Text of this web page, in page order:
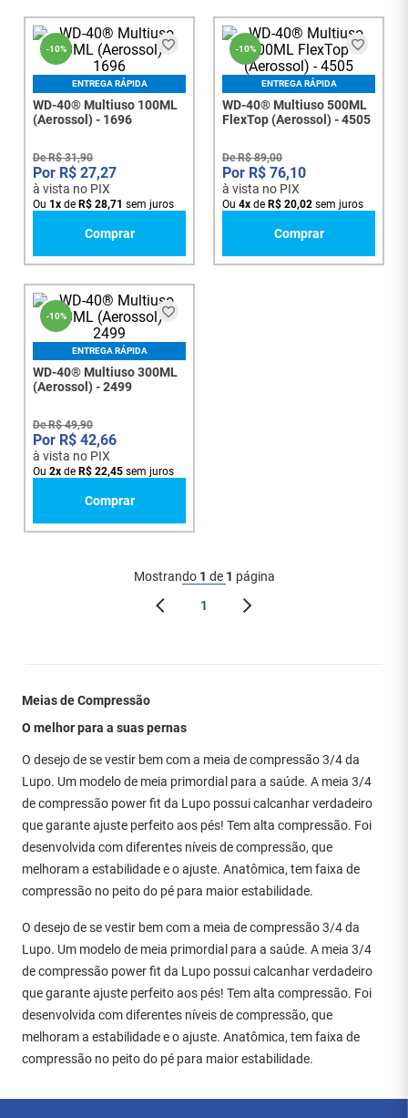
-10%
ENTREGA RÁPIDA
WD-40® Multiuso 100ML
(Aerossol) - 1696
DeR$ 31,90
R$ 27,27
à vista no PIX
Ou 1x de R$ 28,71 sem juros
Comprar
-10%
ENTREGA RÁPIDA
WD-40® Multiuso 500ML
FlexTop (Aerossol) - 4505
DeR$ 89,00
R$ 76,10
à vista no PIX
Ou 4x de R$ 20,02 sem juros
Comprar
-10%
ENTREGA RÁPIDA
WD-40® Multiuso 300ML
(Aerossol) - 2499
DeR$ 49,90
R$ 42,66
à vista no PIX
Ou 2x de R$ 22,45 sem juros
Comprar
Mostrando 1 de 1 página
1
Meias de Compressão
O melhor para a suas pernas
O desejo de se vestir bem com a meia de compressão 3/4 da
Lupo. Um modelo de meia primordial para a saúde. A meia 3/4
de compressão power fit da Lupo possui calcanhar verdadeiro
que garante ajuste perfeito aos pés! Tem alta compressão. Foi
desenvolvida com diferentes níveis de compressão, que
melhoram a estabilidade e o ajuste. Anatômica, tem faixa de
compressão no peito do pé para maior estabilidade.
O desejo de se vestir bem com a meia de compressão 3/4 da
Lupo. Um modelo de meia primordial para a saúde. A meia 3/4
de compressão power fit da Lupo possui calcanhar verdadeiro
que garante ajuste perfeito aos pés! Tem alta compressão. Foi
desenvolvida com diferentes níveis de compressão, que
melhoram a estabilidade e o ajuste. Anatômica, tem faixa de
compressão no peito do pé para maior estabilidade.